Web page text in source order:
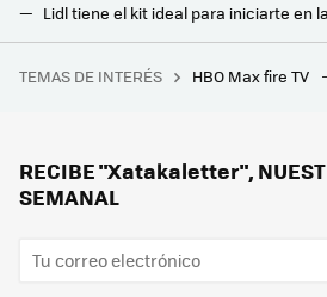
TEMAS DE INTERÉS HBO Max fire TV
RECIBE "Xatakaletter",
SEMANAL